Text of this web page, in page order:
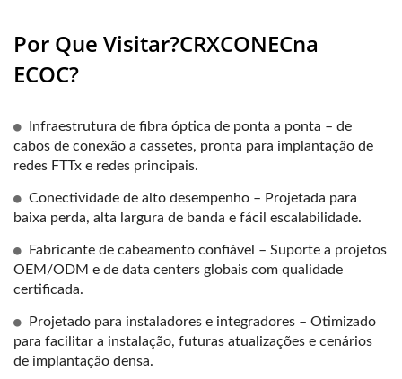
Por Que Visitar?CRXCONECna
ECOC?
Infraestrutura de fibra óptica de ponta a ponta – de
cabos de conexão a cassetes, pronta para implantação de
redes FTTx e redes principais.
Conectividade de alto desempenho – Projetada para
baixa perda, alta largura de banda e fácil escalabilidade.
Fabricante de cabeamento confiável – Suporte a projetos
OEM/ODM e de data centers globais com qualidade
certificada.
Projetado para instaladores e integradores – Otimizado
para facilitar a instalação, futuras atualizações e cenários
de implantação densa.